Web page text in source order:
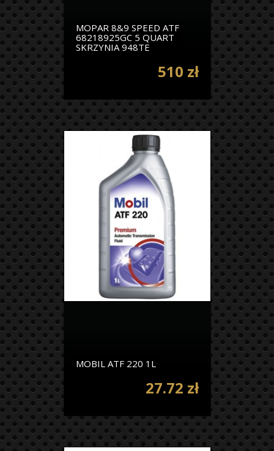
MOPAR 8&9 SPEED ATF
68218925GC 5 QUART
SKRZYNIA 948TE
510 zł
MOBIL ATF 220 1L
27.72 zł